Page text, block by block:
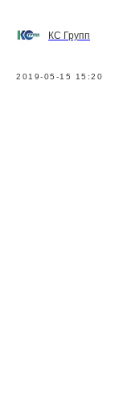
КС Групп
2019-05-15 15:20